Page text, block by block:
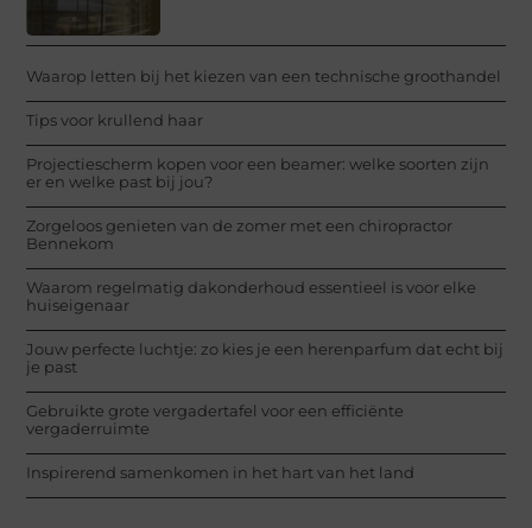
Waarop letten bij het kiezen van een technische groothandel
Tips voor krullend haar
Projectiescherm kopen voor een beamer: welke soorten zijn
er en welke past bij jou?
Zorgeloos genieten van de zomer met een chiropractor
Bennekom
Waarom regelmatig dakonderhoud essentieel is voor elke
huiseigenaar
Jouw perfecte luchtje: zo kies je een herenparfum dat echt bij
je past
Gebruikte grote vergadertafel voor een efficiënte
vergaderruimte
Inspirerend samenkomen in het hart van het land